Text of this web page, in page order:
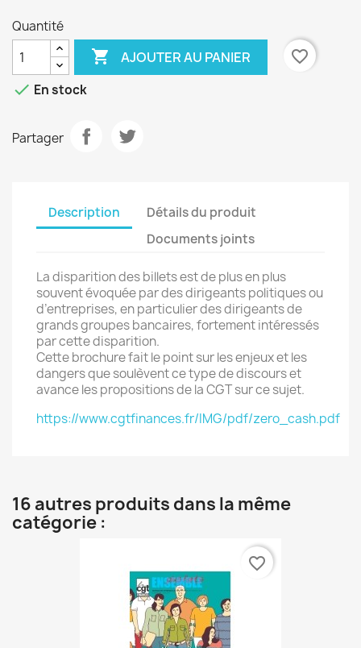
Quantité
 AJOUTER AU PANIER
favorite_border
 En stock
Partager
Description
Détails du produit
Documents joints
La disparition des billets est de plus en plus
souvent évoquée par des dirigeants politiques ou
d’entreprises, en particulier des dirigeants de
grands groupes bancaires, fortement intéressés
par cette disparition.
Cette brochure fait le point sur les enjeux et les
dangers que soulèvent ce type de discours et
avance les propositions de la CGT sur ce sujet.
https://www.cgtfinances.fr/IMG/pdf/zero_cash.pdf
16 autres produits dans la même
catégorie :
favorite_border